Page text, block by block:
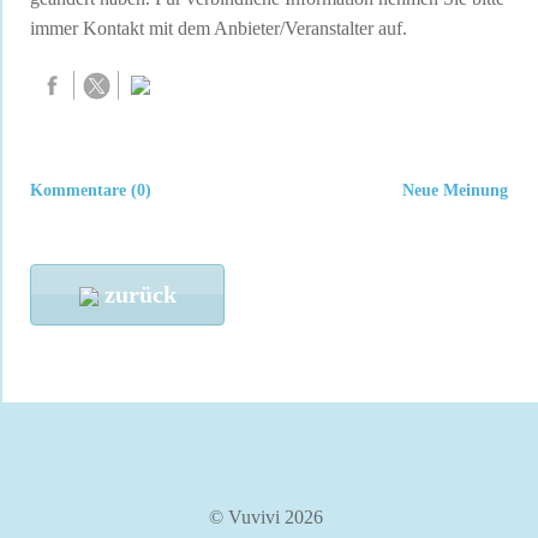
immer Kontakt mit dem Anbieter/Veranstalter auf.
Neue Meinung
Kommentare (0)
zurück
© Vuvivi 2026